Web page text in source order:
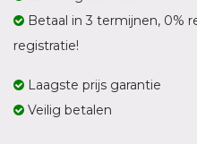
Betaal in 3 termijnen, 0%
registratie!
Laagste prijs garantie
Veilig betalen